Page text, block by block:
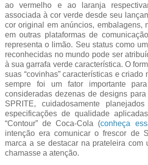
ao vermelho e ao laranja
associada à cor verde desde seu
cor original em anúncios, embalagens,
em outras plataformas de
representa o limão. Seu status como
reconhecidas no mundo pode ser
à sua garrafa verde característica. O
suas “covinhas” características e criado
sempre foi um fator importante
consideradas dezenas de designs
SPRITE, cuidadosamente
especificações de qualidade
“Contour” de Coca-Cola (conheça
intenção era comunicar o frescor de
marca a se destacar na prateleira com
chamasse a atenção.